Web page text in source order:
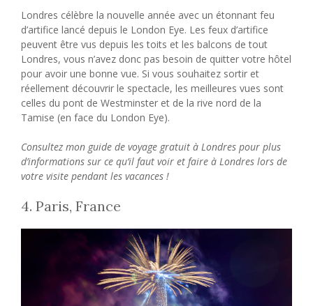
Londres célèbre la nouvelle année avec un étonnant feu
d’artifice lancé depuis le London Eye. Les feux d’artifice
peuvent être vus depuis les toits et les balcons de tout
Londres, vous n’avez donc pas besoin de quitter votre hôtel
pour avoir une bonne vue. Si vous souhaitez sortir et
réellement découvrir le spectacle, les meilleures vues sont
celles du pont de Westminster et de la rive nord de la
Tamise (en face du London Eye).
Consultez mon guide de voyage gratuit à Londres pour plus
d’informations sur ce qu’il faut voir et faire à Londres lors de
votre visite pendant les vacances !
4. Paris, France